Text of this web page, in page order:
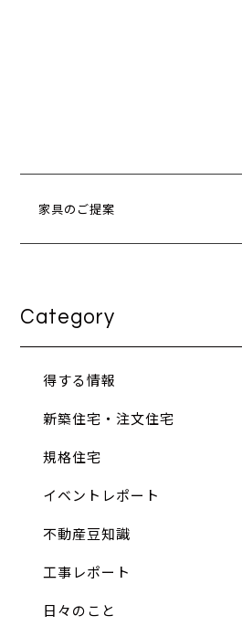
家具のご提案
Category
得する情報
新築住宅・注文住宅
規格住宅
イベントレポート
不動産豆知識
工事レポート
日々のこと